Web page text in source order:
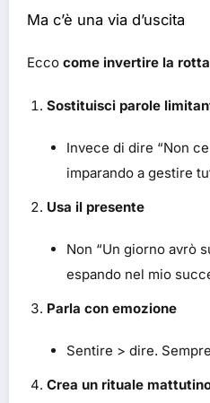
Ma c’è una via d’uscita
Ecco come invertire la rotta
Sostituisci parole
Invece di dire “Non
imparando a gestire
Usa il presente
Non “Un giorno avrò
espando nel mio
Parla con emozione
Sentire > dire.
Crea un rituale